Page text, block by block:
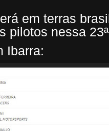
em terras
pilotos nessa
Ibarra: